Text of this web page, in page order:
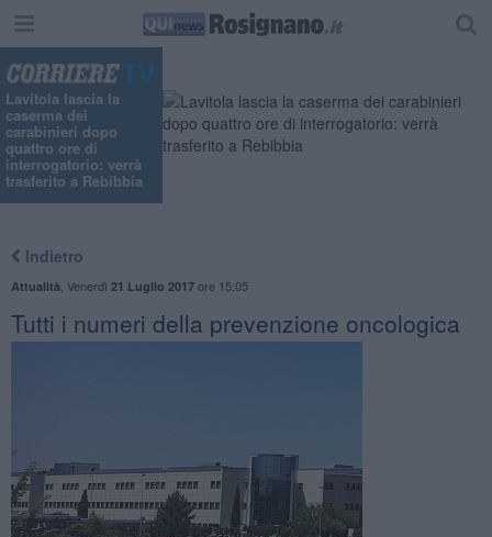
Lavitola lascia la
caserma dei
carabinieri dopo
quattro ore di
interrogatorio: verrà
trasferito a Rebibbia
Indietro
Attualità Venerdì 21 Luglio 2017ore 15:05
Tutti i numeri della prevenzione oncologica